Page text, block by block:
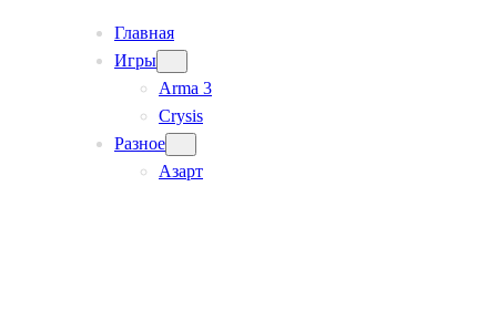
Главная
Игры
Arma 3
Crysis
Разное
Азарт